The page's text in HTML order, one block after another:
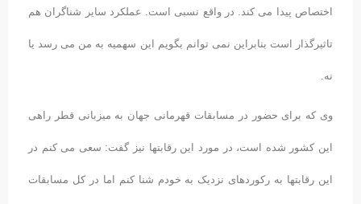
اختصاص پیدا می کند. در واقع نسبی است. عملکرد سایر شناگران هم
تاثیرگذار است بنابراین نمی توانم بگویم این سهمیه به من می رسد یا
نه.
وی که برای حضور در مسابقات قهرمانی جهان به میزبانی قطر راهی
این کشور شده است، در مورد این رقابتها نیز گفت: سعی می کنم در
این رقابتها به رکوردهای نزدیک به خودم شنا کنم اما در کل مسابقات